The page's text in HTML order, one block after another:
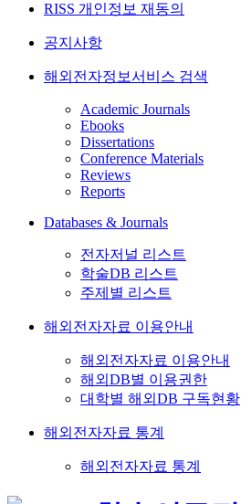
RISS 개인정보 재동의
공지사항
해외전자정보서비스 검색
Academic Journals
Ebooks
Dissertations
Conference Materials
Reviews
Reports
Databases & Journals
전자저널 리스트
학술DB 리스트
주제별 리스트
해외전자자료 이용안내
해외전자자료 이용안내
해외DB별 이용권한
대학별 해외DB 구독현황
해외전자자료 통계
해외전자자료 통계